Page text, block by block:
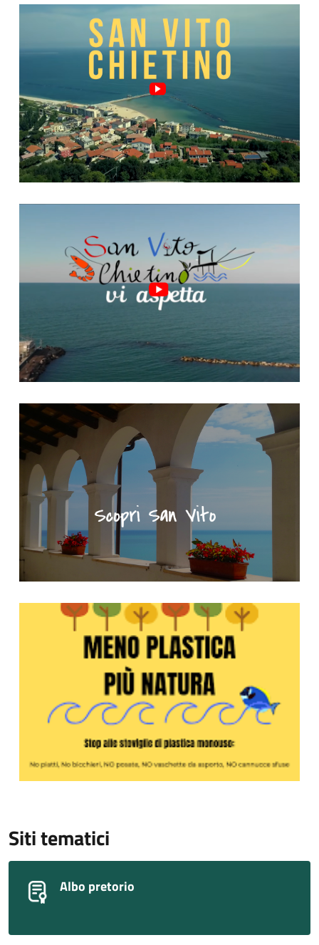
Video Comune di San Vito Chietino
"Scopri San Vito" - Portale turistico del Comune di San Vito
Meno plastica più natura - Clicca per saperne di più
Siti tematici
Albo pretorio